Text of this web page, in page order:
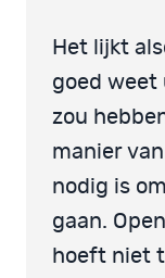
Het lijkt
goed weet
zou
manier
nodig is
gaan.
hoeft niet